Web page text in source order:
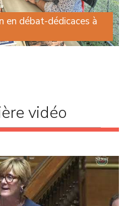
en débat-dédicaces à
ont assisté à l’intervention
vidéo